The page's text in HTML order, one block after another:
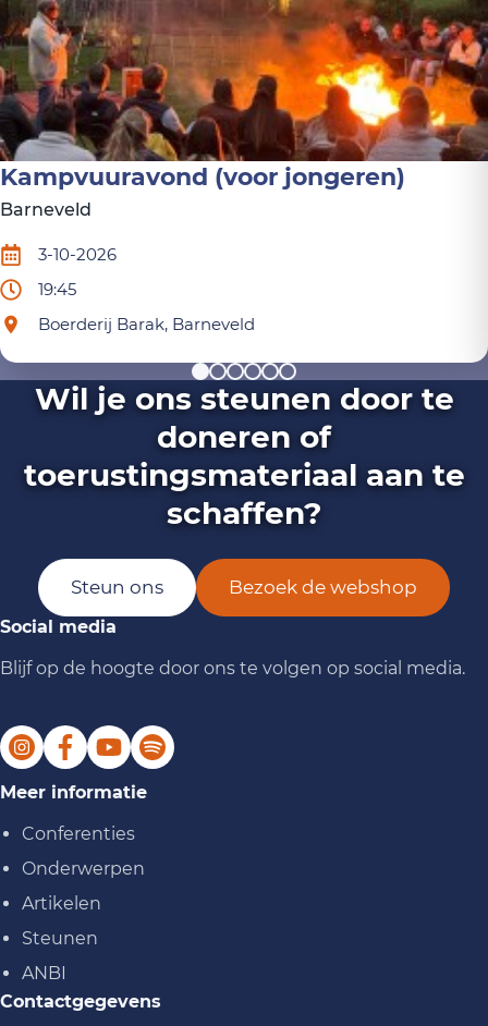
Kampvuuravond (voor jongeren)
Barneveld
3-10-2026
19:45
Boerderij Barak, Barneveld
Wil je ons steunen door te
doneren of
toerustingsmateriaal aan te
schaffen?
Steun ons Bezoek de webshop
Social media
Blijf op de hoogte door ons te volgen op social media.
Meer informatie
Conferenties
Onderwerpen
Artikelen
Steunen
ANBI
Contactgegevens